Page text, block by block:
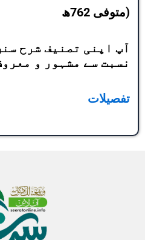
متوفی 762ھ)
آپ اپنی تصنیف شرح
نسبت سے مشہور و
تفصیلات